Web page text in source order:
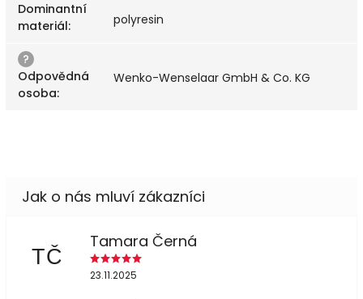
Dominantní
materiál: polyresin
?
Odpovědná
osoba:
Wenko-Wenselaar GmbH & Co. KG
TČ
Tamara Černá
23.11.2025